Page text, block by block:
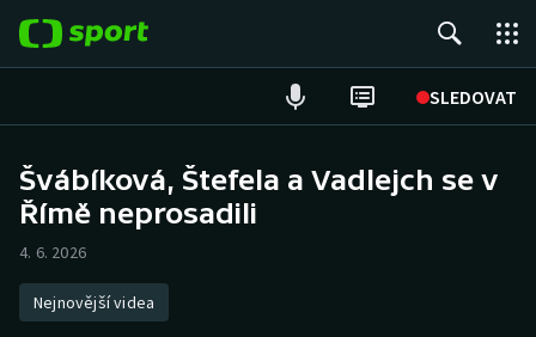
SLEDOVAT
Hokej
Atletika
Švábíková, Štefela a Vadlejch se v
Římě neprosadili
4. 6. 2026
Nejnovější videa